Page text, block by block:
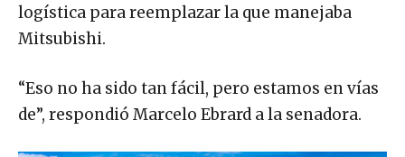
logística para reemplazar la que manejaba
Mitsubishi.
“Eso no ha sido tan fácil, pero estamos en vías
de”, respondió Marcelo Ebrard a la senadora.